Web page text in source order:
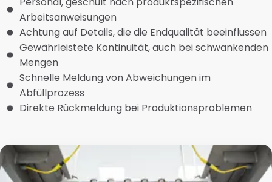
Arbeitsanweisungen
Achtung auf Details, die die Endqualität beeinflussen
Gewährleistete Kontinuität, auch bei schwankenden
Mengen
Schnelle Meldung von Abweichungen im
Abfüllprozess
Direkte Rückmeldung bei Produktionsproblemen